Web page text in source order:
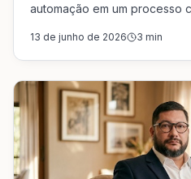
automação em um processo
13 de junho de 2026 3 min